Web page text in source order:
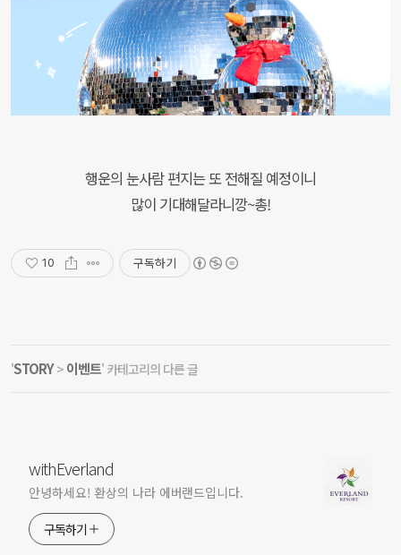
행운의 눈사람 편지는 또 전해질 예정이니
많이 기대해달라니깡~총!
10 구독하기
'STORY> 이벤트' 카테고리의 다른 글
withEverland
안녕하세요! 환상의 나라 에버랜드입니다.
구독하기